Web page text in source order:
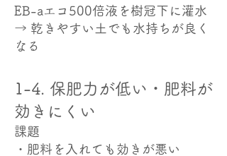
EB-aエコ500倍液を樹冠下に灌水
→ 乾きやすい土でも水持ちが良く
なる
1-4. 保肥力が低い・肥料が
効きにくい
課題
・肥料を入れても効きが悪い